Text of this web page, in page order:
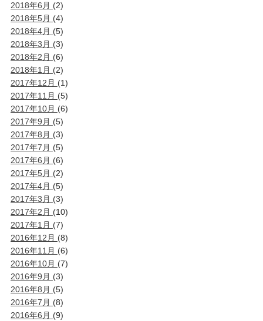
2018年6月 (2)
2018年5月 (4)
2018年4月 (5)
2018年3月 (3)
2018年2月 (6)
2018年1月 (2)
2017年12月 (1)
2017年11月 (5)
2017年10月 (6)
2017年9月 (5)
2017年8月 (3)
2017年7月 (5)
2017年6月 (6)
2017年5月 (2)
2017年4月 (5)
2017年3月 (3)
2017年2月 (10)
2017年1月 (7)
2016年12月 (8)
2016年11月 (6)
2016年10月 (7)
2016年9月 (3)
2016年8月 (5)
2016年7月 (8)
2016年6月 (9)